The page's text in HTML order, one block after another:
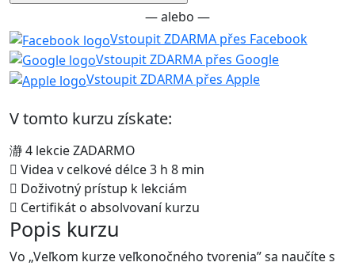
— alebo —
Vstoupit ZDARMA přes Facebook
Vstoupit ZDARMA přes Google
Vstoupit ZDARMA přes Apple
V tomto kurzu získate:
4 lekcie ZADARMO
Videa v celkové délce 3 h 8 min
Doživotný prístup k lekciám
Certifikát o absolvovaní kurzu
Popis kurzu
Vo „Veľkom kurze veľkonočného tvorenia” sa naučíte s